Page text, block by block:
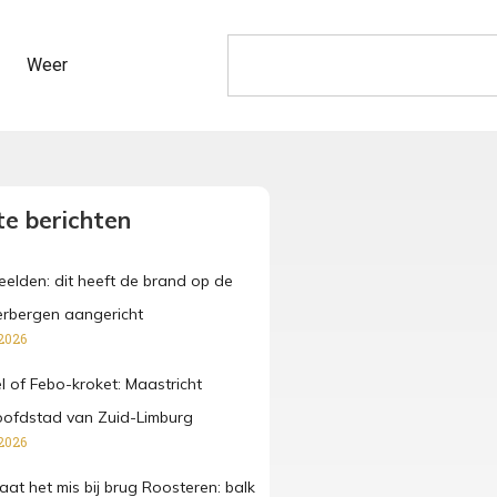
Weer
berichten
dit heeft de brand op de
aangericht
of Febo-kroket: Maastricht
van Zuid-Limburg
het mis bij brug Roosteren: balk